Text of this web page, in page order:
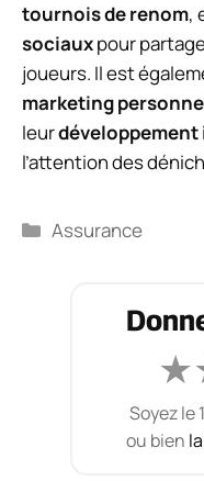
tournois de renom,
sociauxpour
joueurs. Il est
marketing
leur
l’attention des
Catégories
Assurance
★
Soyez le 1
ou bien